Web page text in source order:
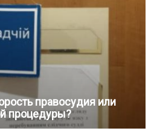
правосудия или
процедуры?